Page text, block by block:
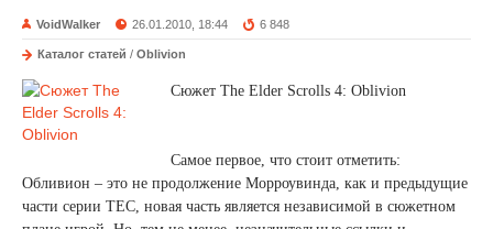
VoidWalker 26.01.2010, 18:44 6 848
Каталог статей / Oblivion
Сюжет The Elder Scrolls 4: Oblivion
Самое первое, что стоит отметить:
Обливион – это не продолжение Морроувинда, как и предыдущие
части серии ТЕС, новая часть является независимой в сюжетном